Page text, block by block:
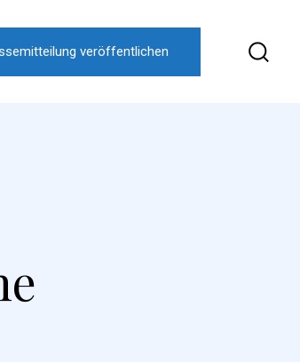
veröffentlichen